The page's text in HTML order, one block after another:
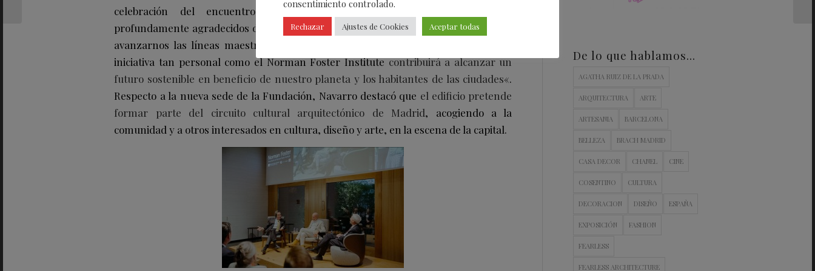
celebración del encuentro: «Desde la Fundación Arquia nos sentimos
profundamente agradecidos de que Norman Foster haya elegido nuestra sede para
avanzarnos las líneas maestras de su proyecto. Tenemos la certeza de que una
iniciativa tan personal como el Norman Foster Institutecontribuirá a alcanzar un
futuro sostenible en beneficio de nuestro planeta y los habitantes de las ciudades«.
Respecto a la nueva sede de la Fundación, Navarro destacó que el edificio pretende
formar parte del circuito cultural arquitectónico de Madrid, acogiendo a la
comunidad y a otros interesados en cultura, diseño y arte, en la escena de la capital.
De lo que hablamos…
AGATHA RUIZ DE LA PRADA
ARQUITECTURA ARTE
ARTESANIA BARCELONA
BELLEZA BRACH MADRID
CASA DECOR CHANEL CINE
COSENTINO CULTURA
DECORACION DISEÑO ESPAÑA
EXPOSICIÓN FASHION
FEARLESS
FEARLESS ARCHITECTURE
consentimiento controlado.
Rechazar Ajustes de Cookies Aceptar todas